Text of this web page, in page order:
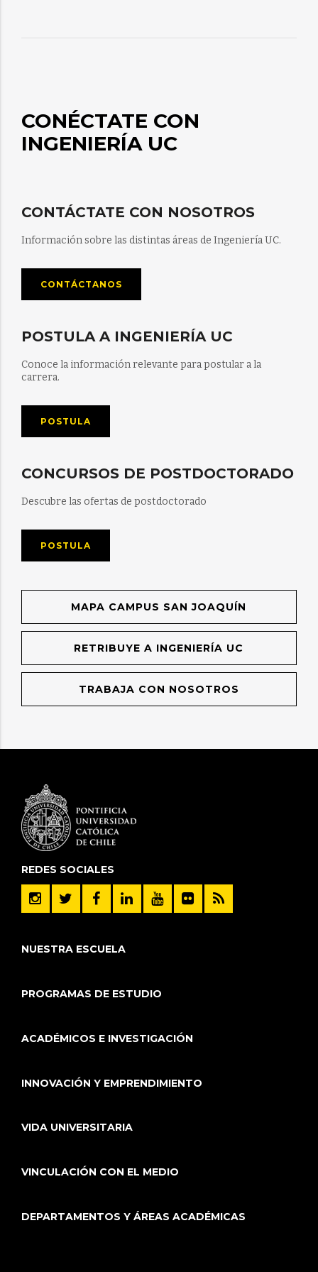
CONÉCTATE CON
INGENIERÍA UC
CONTÁCTATE CON NOSOTROS
Información sobre las distintas áreas de Ingeniería UC.
CONTÁCTANOS
POSTULA A INGENIERÍA UC
Conoce la información relevante para postular a la
carrera.
POSTULA
CONCURSOS DE POSTDOCTORADO
Descubre las ofertas de postdoctorado
POSTULA
MAPA CAMPUS SAN JOAQUÍN
RETRIBUYE A INGENIERÍA UC
TRABAJA CON NOSOTROS
REDES SOCIALES
NUESTRA ESCUELA
PROGRAMAS DE ESTUDIO
ACADÉMICOS E INVESTIGACIÓN
INNOVACIÓN Y EMPRENDIMIENTO
VIDA UNIVERSITARIA
VINCULACIÓN CON EL MEDIO
DEPARTAMENTOS Y ÁREAS ACADÉMICAS